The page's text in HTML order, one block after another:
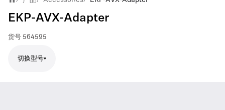
EKP-AVX-Adapter
货号 564595
切换型号